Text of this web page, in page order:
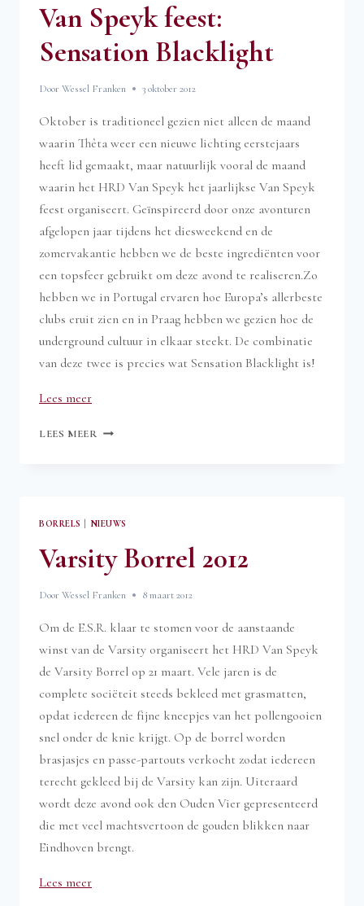
Van Speyk feest:
Sensation Blacklight
DoorWessel Franken 3 oktober 2012
Oktober is traditioneel gezien niet alleen de maand
waarin Thêta weer een nieuwe lichting eerstejaars
heeft lid gemaakt, maar natuurlijk vooral de maand
waarin het HRD Van Speyk het jaarlijkse Van Speyk
feest organiseert. Geïnspireerd door onze avonturen
afgelopen jaar tijdens het diesweekend en de
zomervakantie hebben we de beste ingrediënten voor
een topsfeer gebruikt om deze avond te realiseren.Zo
hebben we in Portugal ervaren hoe Europa’s allerbeste
clubs eruit zien en in Praag hebben we gezien hoe de
underground cultuur in elkaar steekt. De combinatie
van deze twee is precies wat Sensation Blacklight is!
Lees meer“Van
feest:
LEES MEER VAN
BORRELS NIEUWS
Varsity Borrel 2012
DoorWessel Franken 8 maart 2012
Om de E.S.R. klaar te stomen voor de aanstaande
winst van de Varsity organiseert het HRD Van Speyk
de Varsity Borrel op 21 maart. Vele jaren is de
complete sociëteit steeds bekleed met grasmatten,
opdat iedereen de fijne kneepjes van het pollengooien
snel onder de knie krijgt. Op de borrel worden
brasjasjes en passe-partouts verkocht zodat iedereen
terecht gekleed bij de Varsity kan zijn. Uiteraard
wordt deze avond ook den Ouden Vier gepresenteerd
die met veel machtsvertoon de gouden blikken naar
Eindhoven brengt.
Lees meer“Varsity